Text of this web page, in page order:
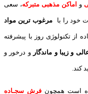
و اماکن مذهبی متبرکه، سعی
خود را با مرغوب ترین مواد
از تکنولوژی روز با پیشرفته
و زیبا و ماندگار و درخور و
کند.
است همچون فرش سجـاده